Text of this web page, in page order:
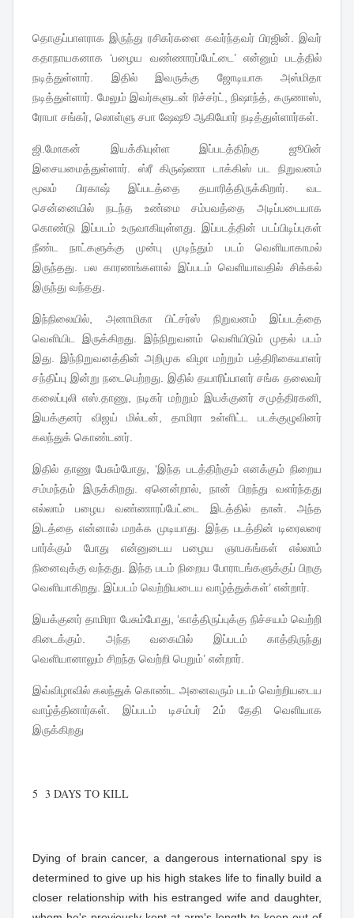
தொகுப்பாளராக இருந்து ரசிகர்களை கவர்ந்தவர் பிரஜின். இவர்
கதாநாயகனாக ‘பழைய வண்ணாரப்பேட்டை’ என்னும் படத்தில்
நடித்துள்ளார். இதில் இவருக்கு ஜோடியாக அஸ்மிதா
நடித்துள்ளார். மேலும் இவர்களுடன் ரிச்சர்ட், நிஷாந்த், கருணாஸ்,
ரோபா சங்கர், லொள்ளு சபா ஷேஷூ ஆகியோர் நடித்துள்ளார்கள்.
ஜி.மோகன் இயக்கியுள்ள இப்படத்திற்கு ஜூபின்
இசையமைத்துள்ளார். ஸ்ரீ கிருஷ்ணா டாக்கிஸ் பட நிறுவனம்
மூலம் பிரகாஷ் இப்படத்தை தயாரித்திருக்கிறார். வட
சென்னையில் நடந்த உண்மை சம்பவத்தை அடிப்படையாக
கொண்டு இப்படம் உருவாகியுள்ளது. இப்படத்தின் படப்பிடிப்புகள்
நீண்ட நாட்களுக்கு முன்பு முடிந்தும் படம் வெளியாகாமல்
இருந்தது. பல காரணங்களால் இப்படம் வெளியாவதில் சிக்கல்
இருந்து வந்தது.
இந்நிலையில், அனாமிகா பிட்சர்ஸ் நிறுவனம் இப்படத்தை
வெளியிட இருக்கிறது. இந்நிறுவனம் வெளியிடும் முதல் படம்
இது. இந்நிறுவனத்தின் அறிமுக விழா மற்றும் பத்திரிகையாளர்
சந்திப்பு இன்று நடைபெற்றது. இதில் தயாரிப்பாளர் சங்க தலைவர்
கலைப்புலி எஸ்.தாணு, நடிகர் மற்றும் இயக்குனர் சமுத்திரகனி,
இயக்குனர் விஜய் மில்டன், தாமிரா உள்ளிட்ட படக்குழுவினர்
கலந்துக் கொண்டனர்.
இதில் தாணு பேசும்போது, ‘இந்த படத்திற்கும் எனக்கும் நிறைய
சம்மந்தம் இருக்கிறது. ஏனென்றால், நான் பிறந்து வளர்ந்தது
எல்லாம் பழைய வண்ணாரப்பேட்டை இடத்தில் தான். அந்த
இடத்தை என்னால் மறக்க முடியாது. இந்த படத்தின் டிரைலரை
பார்க்கும் போது என்னுடைய பழைய ஞாபகங்கள் எல்லாம்
நினைவுக்கு வந்தது. இந்த படம் நிறைய போராடங்களுக்குப் பிறகு
வெளியாகிறது. இப்படம் வெற்றியடைய வாழ்த்துக்கள்’ என்றார்.
இயக்குனர் தாமிரா பேசும்போது, ‘காத்திருப்புக்கு நிச்சயம் வெற்றி
கிடைக்கும். அந்த வகையில் இப்படம் காத்திருந்து
வெளியானாலும் சிறந்த வெற்றி பெறும்’ என்றார்.
இவ்விழாவில் கலந்துக் கொண்ட அனைவரும் படம் வெற்றியடைய
வாழ்த்தினார்கள். இப்படம் டிசம்பர் 2ம் தேதி வெளியாக
இருக்கிறது
5 3 DAYS TO KILL
Dying of brain cancer, a dangerous international spy is
determined to give up his high stakes life to finally build a
closer relationship with his estranged wife and daughter,